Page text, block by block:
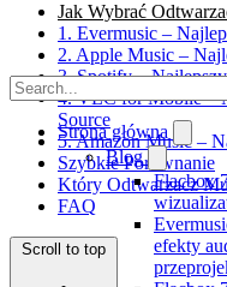
Strona główna
Blog
Flacbox
efekty
Jak Wybrać
1. Evermusic –
2. Apple Music –
3. Spotify –
4. VLC for Mobile –
Source
5. Amazon Music –
Szybkie Porównanie
Który Odtwarzacz
FAQ
Scroll to top